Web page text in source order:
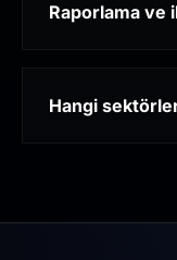
Raporlama ve
Hangi